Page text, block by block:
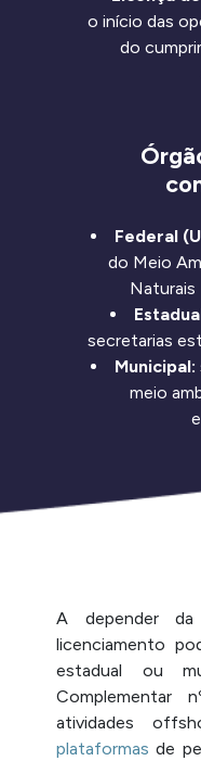
o início das
do
Federal
do Meio
Naturais
secretarias
Municipal:
meio
A depender
licenciamento
estadual ou
Complementar
atividades
plataformas de